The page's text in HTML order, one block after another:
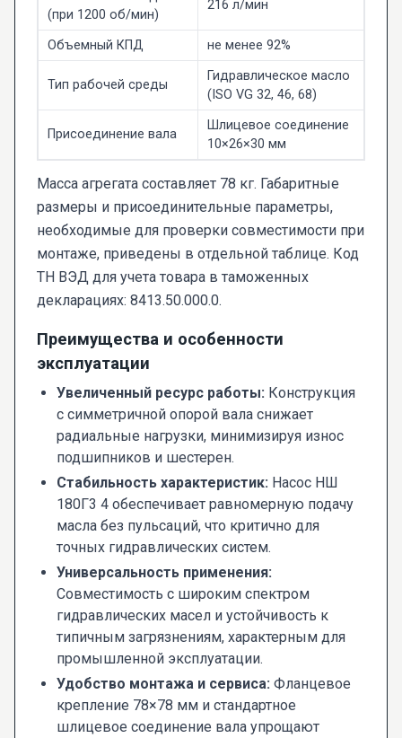
(при 1200 об/мин)
216 л/мин
Объемный КПД не менее 92%
Тип рабочей среды
Гидравлическое масло
(ISO VG 32, 46, 68)
Присоединение вала
Шлицевое соединение
10×26×30 мм
Масса агрегата составляет 78 кг. Габаритные
размеры и присоединительные параметры,
необходимые для проверки совместимости при
монтаже, приведены в отдельной таблице. Код
ТН ВЭД для учета товара в таможенных
декларациях: 8413.50.000.0.
Преимущества и особенности
эксплуатации
Увеличенный ресурс работы: Конструкция
с симметричной опорой вала снижает
радиальные нагрузки, минимизируя износ
подшипников и шестерен.
Стабильность характеристик: Насос НШ
180Г3 4 обеспечивает равномерную подачу
масла без пульсаций, что критично для
точных гидравлических систем.
Универсальность применения:
Совместимость с широким спектром
гидравлических масел и устойчивость к
типичным загрязнениям, характерным для
промышленной эксплуатации.
Удобство монтажа и сервиса: Фланцевое
крепление 78×78 мм и стандартное
шлицевое соединение вала упрощают